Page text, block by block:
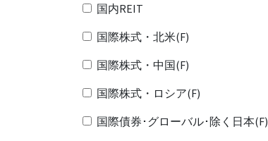
国内REIT
国際株式・北米(F)
国際株式・中国(F)
国際株式・ロシア(F)
国際債券･グローバル･除く日本(F)